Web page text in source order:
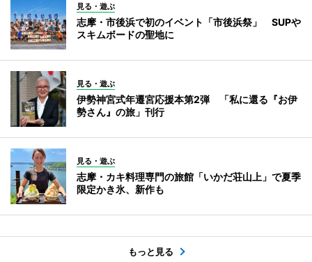
見る・遊ぶ
志摩・市後浜で初のイベント「市後浜祭」 SUPや
スキムボードの聖地に
見る・遊ぶ
伊勢神宮式年遷宮応援本第2弾 「私に還る『お伊
勢さん』の旅」刊行
見る・遊ぶ
志摩・カキ料理専門の旅館「いかだ荘山上」で夏季
限定かき氷、新作も
もっと見る